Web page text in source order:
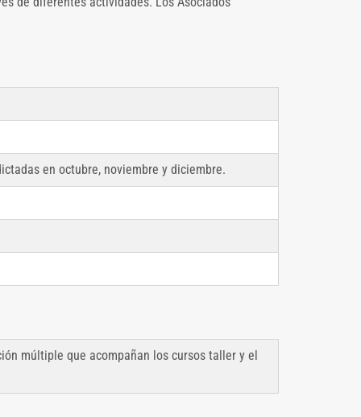
en octubre, noviembre y diciembre.
múltiple que acompañan los cursos taller y el